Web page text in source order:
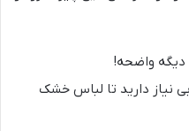
دیگه واضحه!
نیاز دارید تا لباس خشک